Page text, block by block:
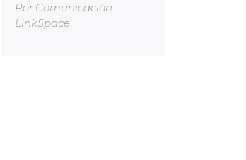
Por:Comunicación
LinkSpace